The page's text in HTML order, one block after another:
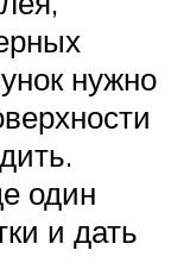
нужно
один
и дать